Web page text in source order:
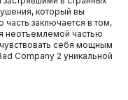
который вы
часть заключается в том,
неотъемлемой частью
себя мощным
Company 2 уникальной